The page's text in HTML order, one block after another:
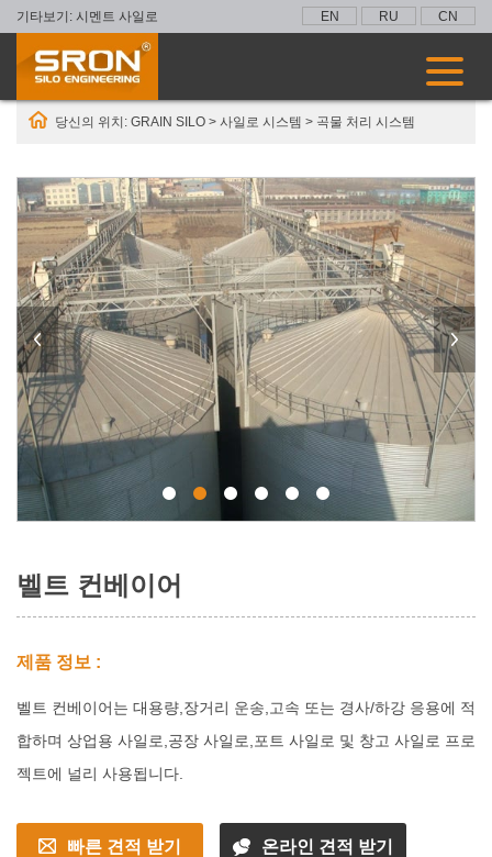
기타보기: 시멘트 사일로 EN RU CN
당신의 위치: GRAIN SILO > 사일로 시스템 > 곡물 처리 시스템
벨트 컨베이어
제품 정보 :
벨트 컨베이어는 대용량,장거리 운송,고속 또는 경사/하강 응용에 적
합하며 상업용 사일로,공장 사일로,포트 사일로 및 창고 사일로 프로
젝트에 널리 사용됩니다.
빠른 견적 받기 온라인 견적 받기